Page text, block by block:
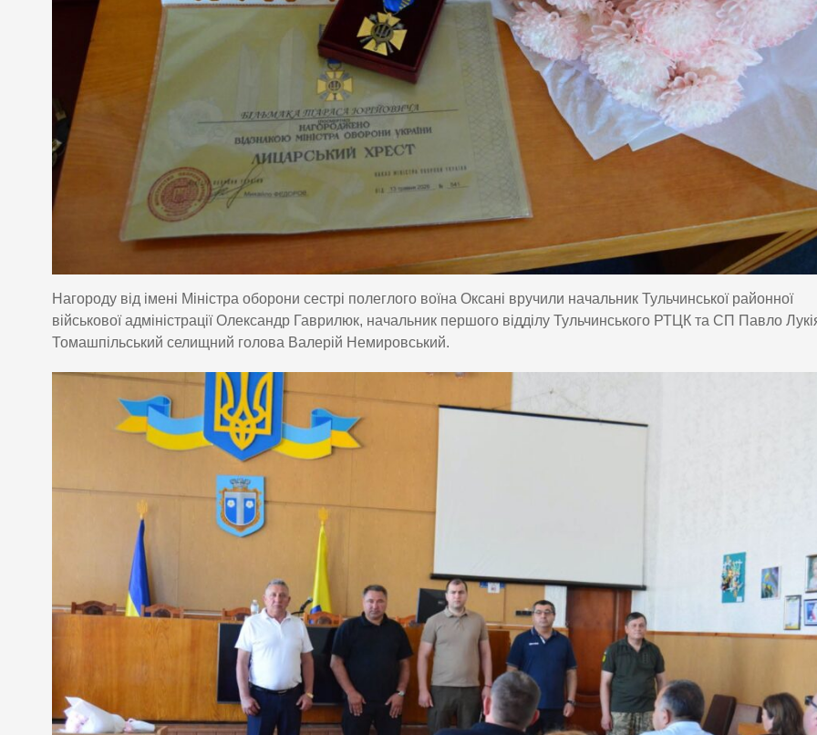
Нагороду від імені Міністра оборони сестрі полеглого воїна Оксані вручили начальник Тульчинської районної
військової адміністрації Олександр Гаврилюк, начальник першого відділу Тульчинського РТЦК та СП Павло
Томашпільський селищний голова Валерій Немировський.